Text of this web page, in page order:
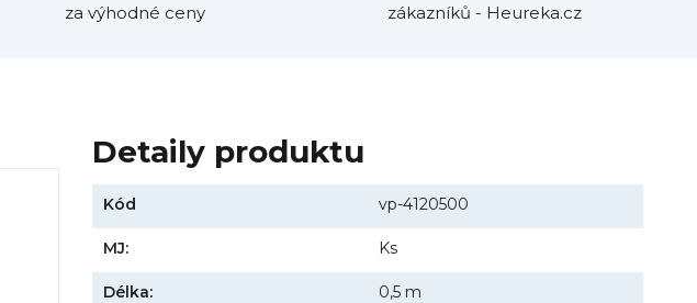
za výhodné ceny
zákazníků - Heureka.cz
Detaily produktu
Kód vp-4120500
MJ: Ks
Délka: 0,5 m